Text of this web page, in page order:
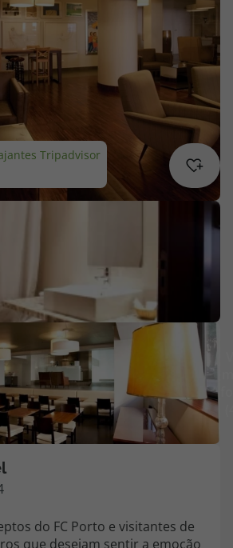
Portugal
Estrangeiro
para a rede fixa nacional.
Tripadvisor
do FC Porto e visitantes de
que desejam sentir a emoção